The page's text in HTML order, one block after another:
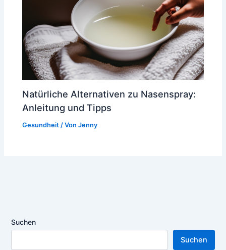
Natürliche Alternativen zu Nasenspray:
Anleitung und Tipps
Gesundheit / VonJenny
Suchen
Suchen